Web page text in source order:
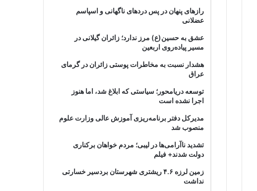
رازهای پنهان در پس دردهای ناگهانی و اسپاسم
عضلانی
عشق به حسین(ع) مرز ندارد؛ زائران گیلانی در
مسیر پیاده‌روی اربعین
هشدار نسبت به مخاطرات پوستی زائران در گرمای
عراق
توسعه دریامحور؛ سیاستی که ابلاغ شد، اما هنوز
اجرا نشده است
مدیرکل دفتر برنامه‌ریزی آموزش عالی وزارت علوم
منصوب شد
تشدید ناآرامی‌ها در لیبی؛ مردم خواهان برکناری
دولت شدند+ فیلم
زمین لرزه ۴.۶ ریشتری شهرستان بردسیر خسارتی
نداشت